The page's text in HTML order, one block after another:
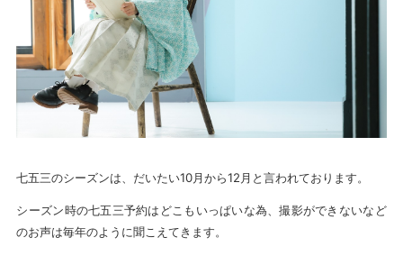
七五三のシーズンは、だいたい10月から12月と言われております。
シーズン時の七五三予約はどこもいっぱいな為、撮影ができないなど
のお声は毎年のように聞こえてきます。